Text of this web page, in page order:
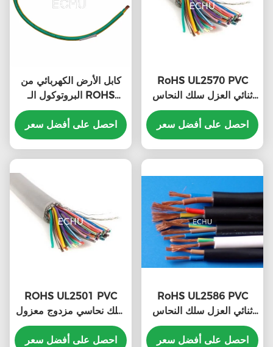
كابل الأرض الكهربائي من
البروتوكول الـ ROHS
UL1015 6AWG 600V
مع شهادة UL
احصل على أفضل سعر
RoHS UL2570 PVC
ثنائي العزل سلك النحاس
متعدد النواة كابل الصدر
احصل على أفضل سعر
ROHS UL2501 PVC
سلك نحاسي مزدوج معزول
متعدد النواة ، كابل ECHU
UL
احصل على أفضل سعر
RoHS UL2586 PVC
ثنائي العزل سلك النحاس
متعدد النواة كابل الصدر
احصل على أفضل سعر